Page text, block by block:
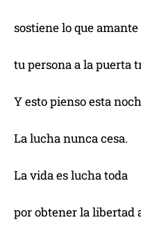
sostiene lo que amante
tu persona a la puerta
Y esto pienso esta
La lucha nunca cesa.
La vida es lucha toda
por obtener la libertad